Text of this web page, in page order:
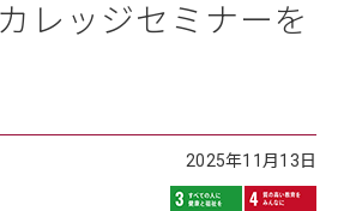
レッジセミナーを
2025年11月13日